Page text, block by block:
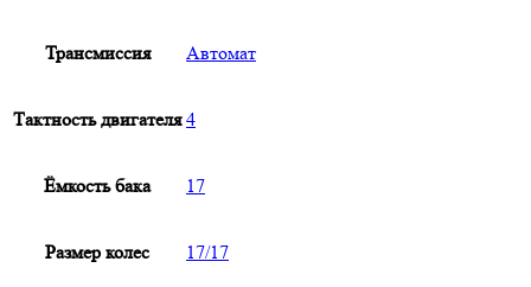
Трансмиссия Автомат
Тактность двигателя 4
Ёмкость бака 17
Размер колес 17/17